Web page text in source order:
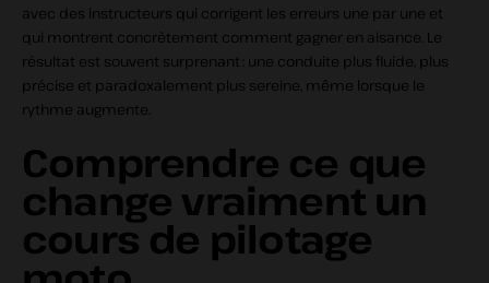
avec des instructeurs qui corrigent les erreurs une par une et
qui montrent concrètement comment gagner en aisance. Le
résultat est souvent surprenant : une conduite plus fluide, plus
précise et paradoxalement plus sereine, même lorsque le
rythme augmente.
Comprendre ce que
change vraiment un
cours de pilotage